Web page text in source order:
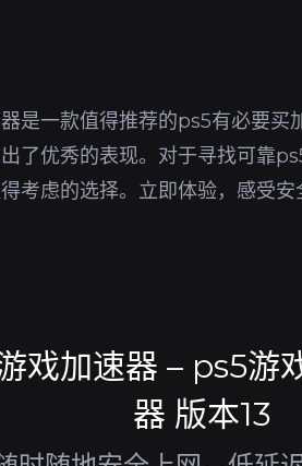
是一款值得推荐的ps5有必要买
了优秀的表现。对于寻找可靠
考虑的选择。立即体验，感受安
戏加速器 – ps5游
器 版本13